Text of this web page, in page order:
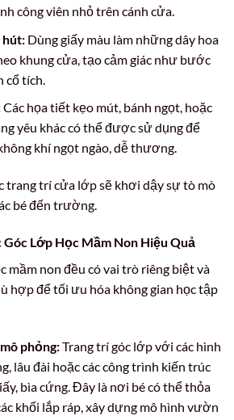
công viên nhỏ trên cánh cửa.
hút:Dùng giấy màu làm những dây hoa
khung cửa, tạo cảm giác như bước
tích.
Các họa tiết kẹo mút, bánh ngọt, hoặc
yêu khác có thể được sử dụng để
khí ngọt ngào, dễ thương.
trang trí cửa lớp sẽ khơi dậy sự tò mò
bé đến trường.
Góc Lớp Học Mầm Non Hiệu Quả
mầm non đều có vai trò riêng biệt và
hợp để tối ưu hóa không gian học tập
phỏng:Trang trí góc lớp với các hình
lâu đài hoặc các công trình kiến trúc
bìa cứng. Đây là nơi bé có thể thỏa
khối lắp ráp, xây dựng mô hình vườn